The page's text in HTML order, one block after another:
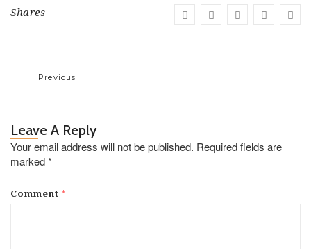
Shares
Previous
Leave A Reply
Your email address will not be published. Required fields are
marked*
Comment *